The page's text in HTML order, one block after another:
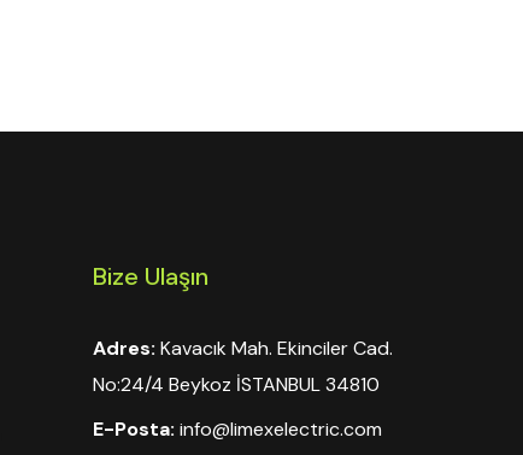
Bize Ulaşın
Adres: Kavacık Mah. Ekinciler Cad.
No:24/4 Beykoz İSTANBUL 34810
E-Posta: info@limexelectric.com